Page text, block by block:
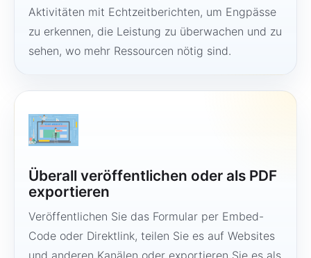
Aktivitäten mit Echtzeitberichten, um Engpässe
zu erkennen, die Leistung zu überwachen und zu
sehen, wo mehr Ressourcen nötig sind.
Überall veröffentlichen oder als PDF
exportieren
Veröffentlichen Sie das Formular per Embed-
Code oder Direktlink, teilen Sie es auf Websites
und anderen Kanälen oder exportieren Sie es als